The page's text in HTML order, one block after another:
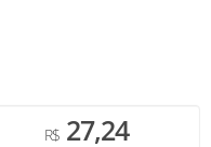
R$27,24